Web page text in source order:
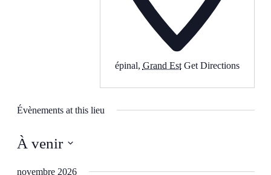
épinal, Grand Est Get Directions
Évènements at this lieu
À venir
une
novembre 2026